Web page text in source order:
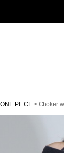
ONE PIECE > Choker